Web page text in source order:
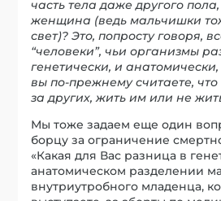
часть тела даже другого
женщина (ведь мальчишки
свет)? Это, попросту говоря,
“человеки”, чьи организмы
генетически, и
вы по-прежнему считаете,
за других, жить им или не
Мы тоже задаем еще один
борцу за ограничение
«Какая для Вас разница в
анатомическом разделении
внутриутробного младенца,